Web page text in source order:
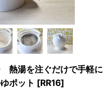
湯を注ぐだけで手軽に
ポット [RR16]